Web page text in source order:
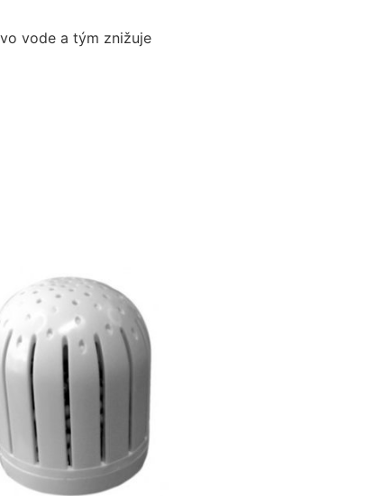
vode a tým znižuje